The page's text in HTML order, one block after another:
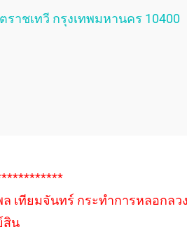
ราชเทวี กรุงเทพมหานคร 10400
ทียมจันทร์ กระทำการหลอกลว
สิน